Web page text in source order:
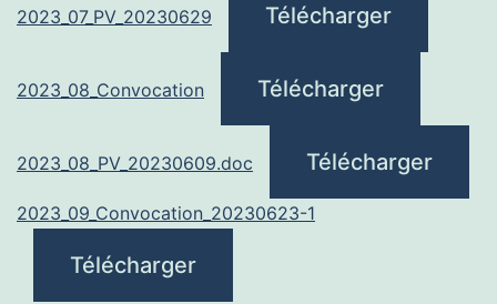
2023_07_PV_20230629 Télécharger
2023_08_Convocation Télécharger
2023_08_PV_20230609.doc Télécharger
2023_09_Convocation_20230623-1
Télécharger